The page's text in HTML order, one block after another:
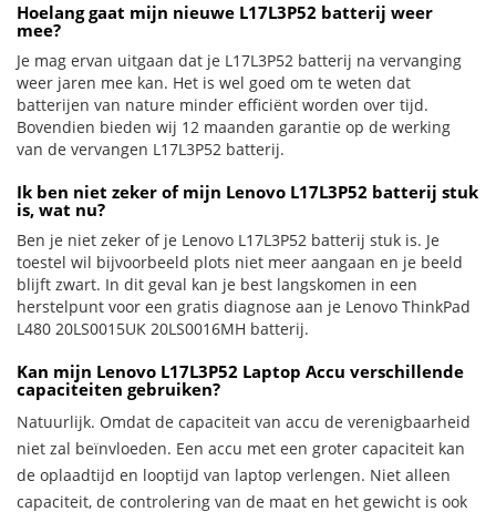
Hoelang gaat mijn nieuwe L17L3P52 batterij weer
mee?
Je mag ervan uitgaan dat je L17L3P52 batterij na vervanging
weer jaren mee kan. Het is wel goed om te weten dat
batterijen van nature minder efficiënt worden over tijd.
Bovendien bieden wij 12 maanden garantie op de werking
van de vervangen L17L3P52 batterij.
Ik ben niet zeker of mijn Lenovo L17L3P52 batterij stuk
is, wat nu?
Ben je niet zeker of je Lenovo L17L3P52 batterij stuk is. Je
toestel wil bijvoorbeeld plots niet meer aangaan en je beeld
blijft zwart. In dit geval kan je best langskomen in een
herstelpunt voor een gratis diagnose aan je Lenovo ThinkPad
L480 20LS0015UK 20LS0016MH batterij.
Kan mijn Lenovo L17L3P52 Laptop Accu verschillende
capaciteiten gebruiken?
Natuurlijk. Omdat de capaciteit van accu de verenigbaarheid
niet zal beïnvloeden. Een accu met een groter capaciteit kan
de oplaadtijd en looptijd van laptop verlengen. Niet alleen
capaciteit, de controlering van de maat en het gewicht is ook